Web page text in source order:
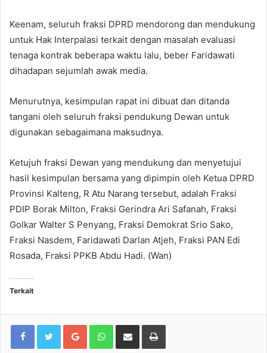
Keenam, seluruh fraksi DPRD mendorong dan mendukung
untuk Hak Interpalasi terkait dengan masalah evaluasi
tenaga kontrak beberapa waktu lalu, beber Faridawati
dihadapan sejumlah awak media.
Menurutnya, kesimpulan rapat ini dibuat dan ditanda
tangani oleh seluruh fraksi pendukung Dewan untuk
digunakan sebagaimana maksudnya.
Ketujuh fraksi Dewan yang mendukung dan menyetujui
hasil kesimpulan bersama yang dipimpin oleh Ketua DPRD
Provinsi Kalteng, R Atu Narang tersebut, adalah Fraksi
PDIP Borak Milton, Fraksi Gerindra Ari Safanah, Fraksi
Golkar Walter S Penyang, Fraksi Demokrat Srio Sako,
Fraksi Nasdem, Faridawati Darlan Atjeh, Fraksi PAN Edi
Rosada, Fraksi PPKB Abdu Hadi. (Wan)
Terkait
Google+WhatsApp
Share via Email Print